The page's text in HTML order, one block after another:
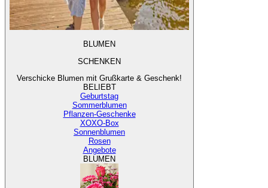
BLUMEN
SCHENKEN
Verschicke Blumen mit Grußkarte & Geschenk!
BELIEBT
Geburtstag
Sommerblumen
Pflanzen-Geschenke
XOXO-Box
Sonnenblumen
Rosen
Angebote
BLUMEN